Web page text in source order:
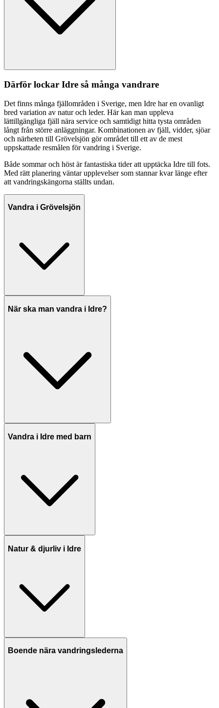
Därför lockar Idre så många vandrare
Det finns många fjällområden i Sverige, men Idre har en ovanligt
bred variation av natur och leder. Här kan man uppleva
lättillgängliga fjäll nära service och samtidigt hitta tysta områden
långt från större anläggningar. Kombinationen av fjäll, vidder, sjöar
och närheten till Grövelsjön gör området till ett av de mest
uppskattade resmålen för vandring i Sverige.
Både sommar och höst är fantastiska tider att upptäcka Idre till fots.
Med rätt planering väntar upplevelser som stannar kvar länge efter
att vandringskängorna ställts undan.
Vandra i Grövelsjön
När ska man vandra i Idre?
Vandra i Idre med barn
Natur & djurliv i Idre
Boende nära vandringslederna